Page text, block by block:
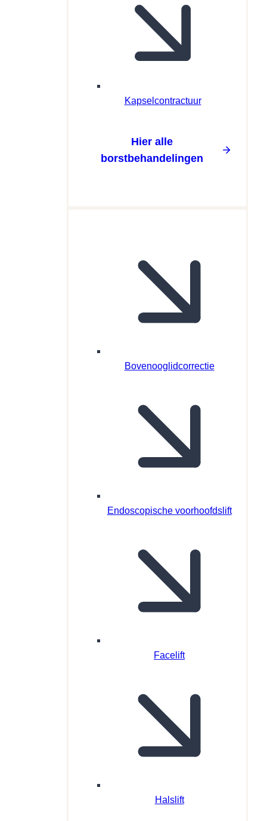
Kapselcontractuur
Hier alle
borstbehandelingen
Bovenooglidcorrectie
Endoscopische voorhoofdslift
Facelift
Halslift